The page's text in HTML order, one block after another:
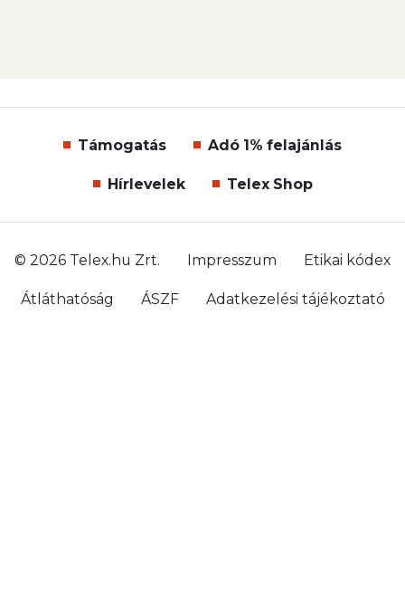
Támogatás Adó 1% felajánlás
Hírlevelek Telex Shop
© 2026 Telex.hu Zrt. Impresszum Etikai kódex
Átláthatóság ÁSZF Adatkezelési tájékoztató